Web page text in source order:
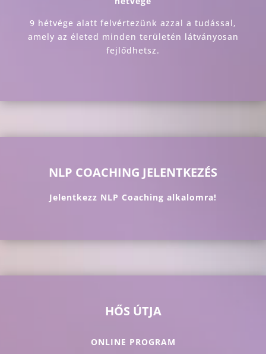
9 hétvége alatt felvértezünk azzal a tudással,
amely az életed minden területén látványosan
fejlődhetsz.
NLP COACHING JELENTKEZÉS
Jelentkezz NLP Coaching alkalomra!
HŐS ÚTJA
ONLINE PROGRAM